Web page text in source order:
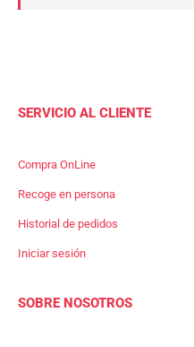
SERVICIO AL CLIENTE
Compra OnLine
Recoge en persona
Historial de pedidos
Iniciar sesión
SOBRE NOSOTROS